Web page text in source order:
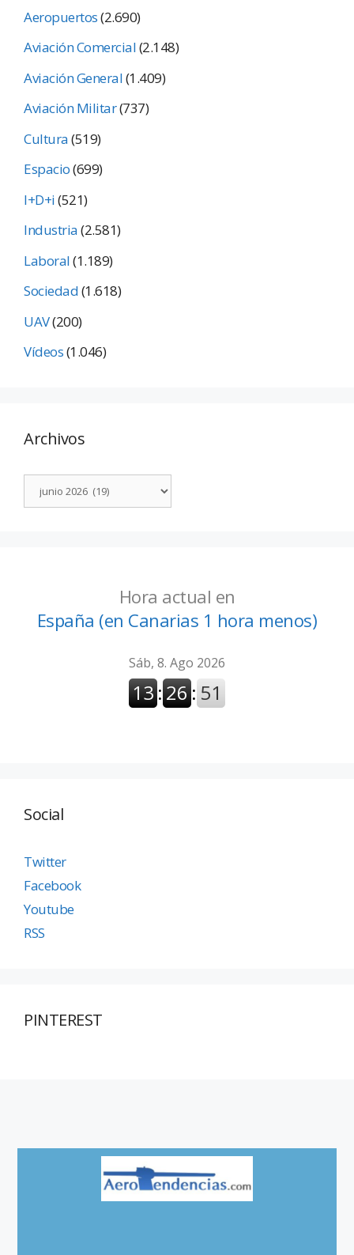
Aeropuertos(2.690)
Aviación Comercial(2.148)
Aviación General(1.409)
Aviación Militar(737)
Cultura(519)
Espacio(699)
I+D+i(521)
Industria(2.581)
Laboral(1.189)
Sociedad(1.618)
UAV(200)
Vídeos(1.046)
Archivos
Hora actual en
España (en Canarias 1 hora menos)
Social
Twitter
Facebook
Youtube
RSS
PINTEREST